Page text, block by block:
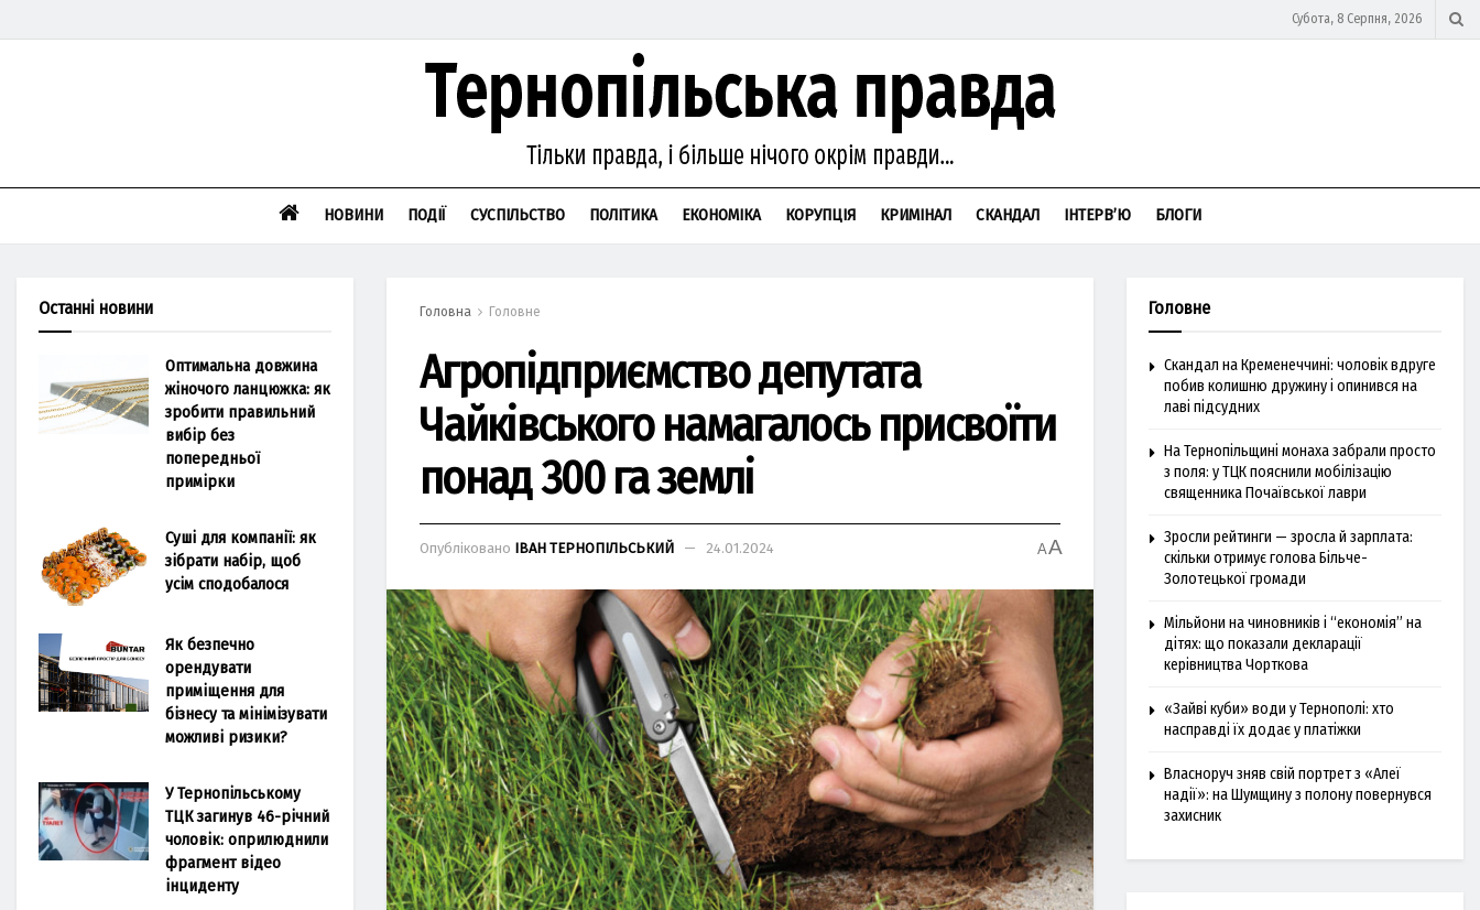
Субота, 8 Серпня, 2026
НОВИНИ ПОДІЇ СУСПІЛЬСТВО ПОЛІТИКА ЕКОНОМІКА КОРУПЦІЯ КРИМІНАЛ СКАНДАЛ ІНТЕРВ’Ю БЛОГИ
Головна Головне
Агропідприємство депутата
Чайківського намагалось присвоїти
понад 300 га землі
Опубліковано ІВАН ТЕРНОПІЛЬСЬКИЙ 24.01.2024 AA
Останні новини
Оптимальна довжина
жіночого ланцюжка: як
зробити правильний
вибір без
попередньої
примірки
Суші для компанії: як
зібрати набір, щоб
усім сподобалося
Як безпечно
орендувати
приміщення для
бізнесу та мінімізувати
можливі ризики?
У Тернопільському
ТЦК загинув 46-річний
чоловік: оприлюднили
фрагмент відео
інциденту
Головне
Скандал на Кременеччині: чоловік вдруге
побив колишню дружину і опинився на
лаві підсудних
На Тернопільщині монаха забрали просто
з поля: у ТЦК пояснили мобілізацію
священника Почаївської лаври
Зросли рейтинги — зросла й зарплата:
скільки отримує голова Більче-
Золотецької громади
Мільйони на чиновників і “економія” на
дітях: що показали декларації
керівництва Чорткова
«Зайві куби» води у Тернополі: хто
насправді їх додає у платіжки
Власноруч зняв свій портрет з «Алеї
надії»: на Шумщину з полону повернувся
захисник